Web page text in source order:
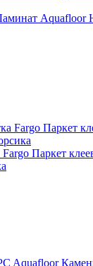
Aquafloor
Паркет